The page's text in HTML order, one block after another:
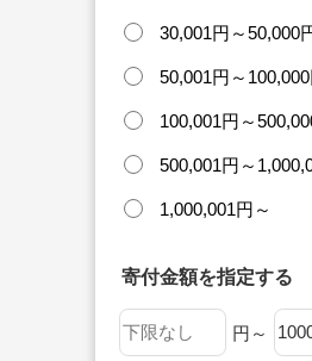
30,001円～50,000
50,001円～
100,001円～
500,001円～
1,000,001円～
寄付金額を指定する
円～